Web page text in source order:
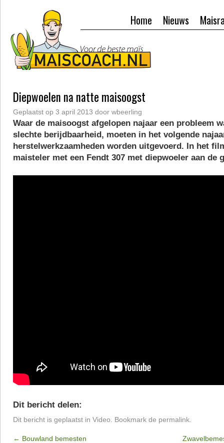
Nieuws
Home
Diepwoelen na natte maisoogst
Geplaatst op 3 april 2013 door wbeerling
Waar de maisoogst afgelopen najaar een probleem
slechte berijdbaarheid, moeten in het volgende
herstelwerkzaamheden worden uitgevoerd. In het
maisteler met een Fendt 307 met diepwoeler aan de
Dit bericht delen:
Dit bericht is geplaatst in Video . Bookmark de permalink
← Bouwland bemesten